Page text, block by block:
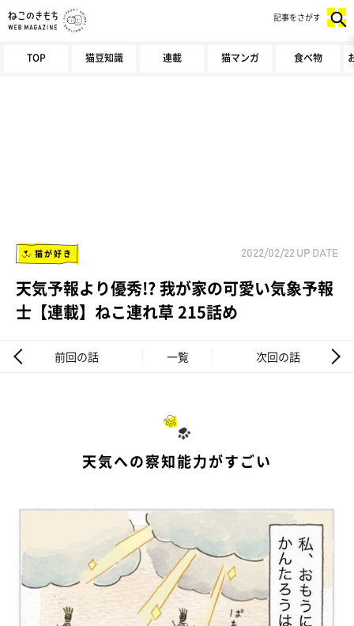
TOP 猫豆知識 連載 猫マンガ 食べ物
記事をさがす
猫が好き 2022/02/22 UP DATE
天気予報より優秀!? 我が家の可愛い気象予報
士【連載】ねこ連れ草 215話め
前回の話 一覧 次回の話
天気への察知能力がすごい